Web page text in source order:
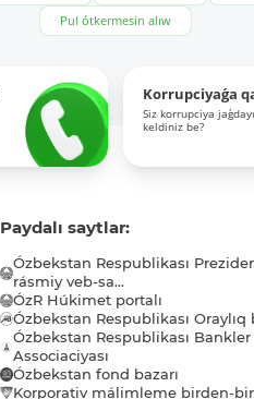
Pul ótkermesin alıw
Korrupciyaǵa
Siz korrupciya
keldiniz be?
Paydalı saytlar:
Ózbekstan Respublikası
rásmiy veb-sa...
ÓzR Húkimet portalı
Ózbekstan Respublikası Oraylıq
Ózbekstan Respublikası Bankler
Associaciyası
Ózbekstan fond bazarı
Korporativ málimleme birden-bir